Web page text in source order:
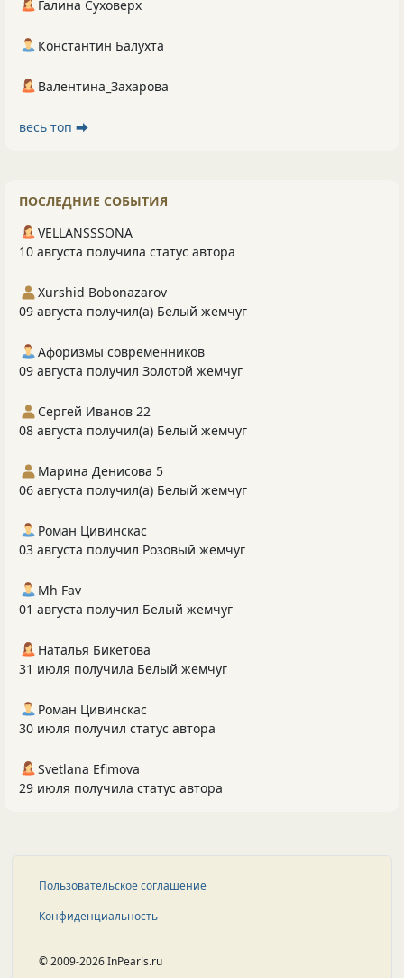
Галина Суховерх
Константин Балухта
Валентина_Захарова
весь топ ⮕
ПОСЛЕДНИЕ СОБЫТИЯ
VELLANSSSONA
10 августа получила статус автора
Xurshid Bobonazarov
09 августа получил(а) Белый жемчуг
Афоризмы современников
09 августа получил Золотой жемчуг
Сергей Иванов 22
08 августа получил(а) Белый жемчуг
Марина Денисова 5
06 августа получил(а) Белый жемчуг
Роман Цивинскас
03 августа получил Розовый жемчуг
Mh Fav
01 августа получил Белый жемчуг
Наталья Бикетова
31 июля получила Белый жемчуг
Роман Цивинскас
30 июля получил статус автора
Svetlana Efimova
29 июля получила статус автора
Пользовательское соглашение
Конфиденциальность
© 2009-2026 InPearls.ru